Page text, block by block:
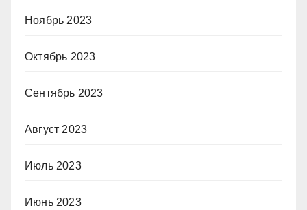
Ноябрь 2023
Октябрь 2023
Сентябрь 2023
Август 2023
Июль 2023
Июнь 2023